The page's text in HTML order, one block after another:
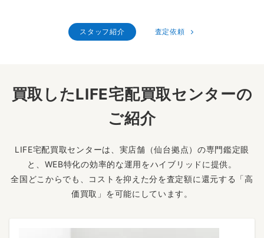
スタッフ紹介 査定依頼
買取したLIFE宅配買取センターの
ご紹介
LIFE宅配買取センターは、実店舗（仙台拠点）の専門鑑定眼
と、WEB特化の効率的な運用をハイブリッドに提供。
全国どこからでも、コストを抑えた分を査定額に還元する「高
価買取」を可能にしています。